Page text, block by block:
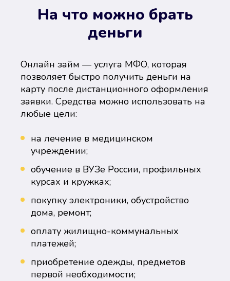
На что можно брать
деньги
Онлайн займ — услуга МФО, которая
позволяет быстро получить деньги на
карту после дистанционного оформления
заявки. Средства можно использовать на
любые цели:
на лечение в медицинском
учреждении;
обучение в ВУЗе России, профильных
курсах и кружках;
покупку электроники, обустройство
дома, ремонт;
оплату жилищно-коммунальных
платежей;
приобретение одежды, предметов
первой необходимости;